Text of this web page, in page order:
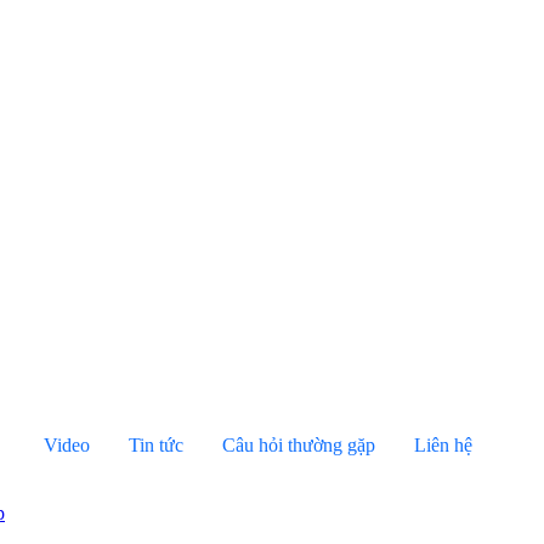
Video Tin tức Câu hỏi thường gặp Liên hệ